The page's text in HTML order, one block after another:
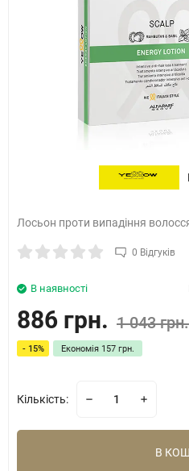
Лосьон проти випадіння
0 Відгуків
В наявності
886 грн. 1 043 грн.
- 15% Економія 157 грн.
Кількість:
В